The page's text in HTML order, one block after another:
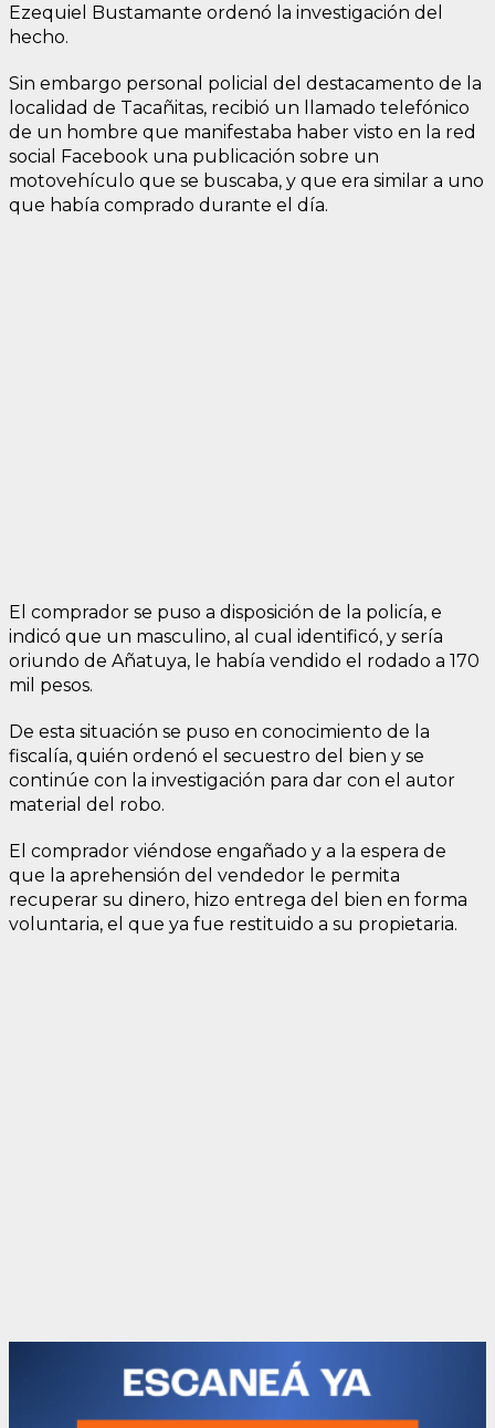
Ezequiel Bustamante ordenó la investigación del
hecho.
Sin embargo personal policial del destacamento de la
localidad de Tacañitas, recibió un llamado telefónico
de un hombre que manifestaba haber visto en la red
social Facebook una publicación sobre un
motovehículo que se buscaba, y que era similar a uno
que había comprado durante el día.
El comprador se puso a disposición de la policía, e
indicó que un masculino, al cual identificó, y sería
oriundo de Añatuya, le había vendido el rodado a 170
mil pesos.
De esta situación se puso en conocimiento de la
fiscalía, quién ordenó el secuestro del bien y se
continúe con la investigación para dar con el autor
material del robo.
El comprador viéndose engañado y a la espera de
que la aprehensión del vendedor le permita
recuperar su dinero, hizo entrega del bien en forma
voluntaria, el que ya fue restituido a su propietaria.